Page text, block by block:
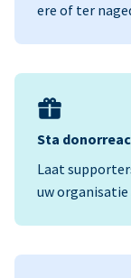
ere of ter
Sta
Laat
uw organisatie